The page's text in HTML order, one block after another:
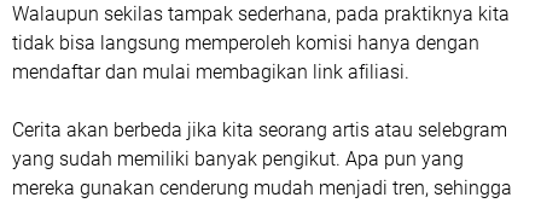
Walaupun sekilas tampak sederhana, pada praktiknya kita
tidak bisa langsung memperoleh komisi hanya dengan
mendaftar dan mulai membagikan link afiliasi.
Cerita akan berbeda jika kita seorang artis atau selebgram
yang sudah memiliki banyak pengikut. Apa pun yang
mereka gunakan cenderung mudah menjadi tren, sehingga